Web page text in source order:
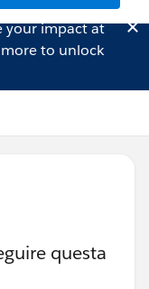
your impact at
to unlock
questa